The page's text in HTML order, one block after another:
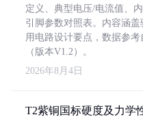
定义、典型电压/电流值、
引脚参数对照表。内容涵
用电路设计要点，数据参
（版本V1.2）。
2026年8月4日
T2紫铜国标硬度及力学